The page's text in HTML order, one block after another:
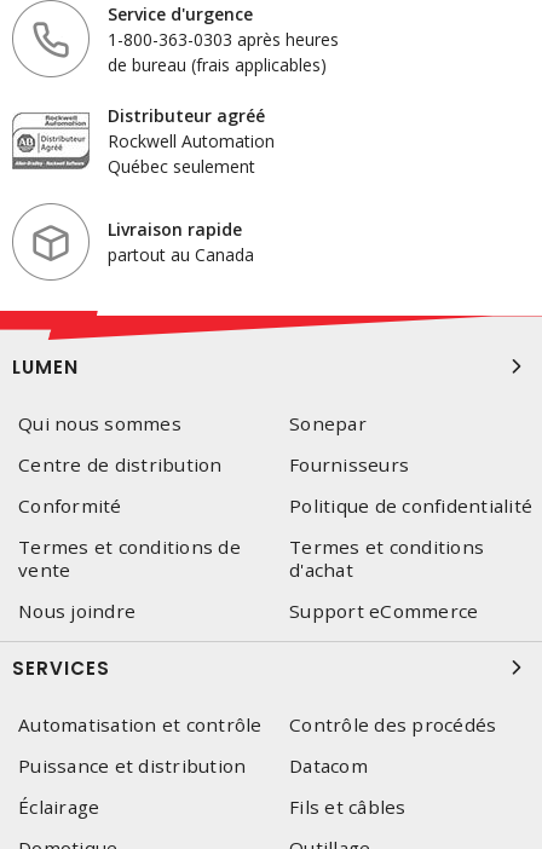
Service d'urgence
1-800-363-0303 après heures
de bureau (frais applicables)
Distributeur agréé
Rockwell Automation
Québec seulement
Livraison rapide
partout au Canada
LUMEN
Qui nous sommes
Sonepar
Centre de distribution
Fournisseurs
Conformité
Politique de confidentialité
Termes et conditions de
vente
Termes et conditions
d'achat
Nous joindre
Support eCommerce
SERVICES
Automatisation et contrôle
Contrôle des procédés
Puissance et distribution
Datacom
Éclairage
Fils et câbles